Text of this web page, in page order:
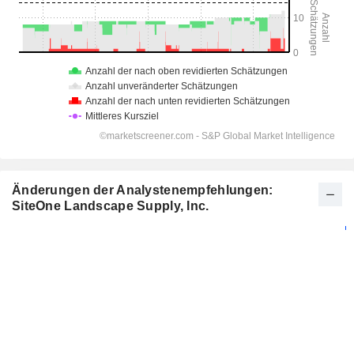
Änderungen der Analystenempfehlungen:
SiteOne Landscape Supply, Inc.